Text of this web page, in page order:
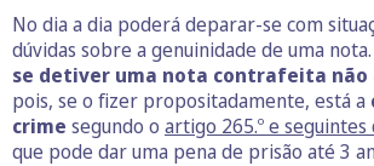
No dia a dia poderá deparar-se com
dúvidas sobre a genuinidade de uma
se detiver uma nota contrafeita não
pois, se o fizer propositadamente, está a
crime segundo o artigo 265.º e seguintes
que pode dar uma pena de prisão até 3